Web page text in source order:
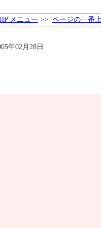
メニュー >> ページの一番
年02月28日